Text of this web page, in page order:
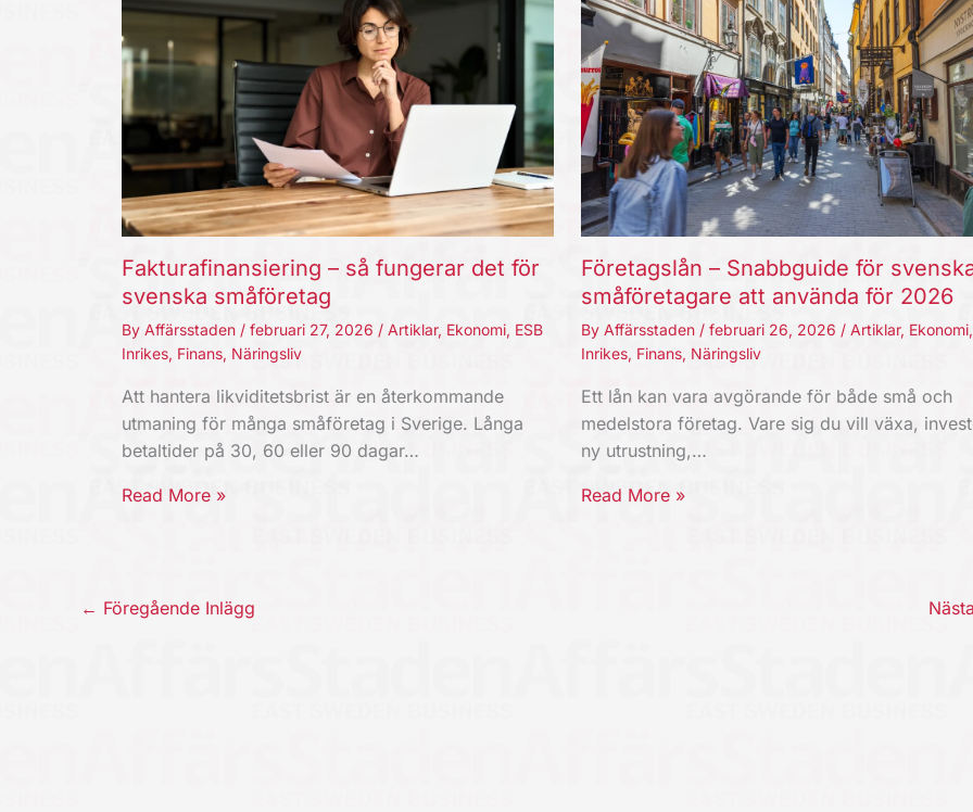
Fakturafinansiering – så fungerar det för
svenska småföretag
By Affärsstaden / februari 27, 2026 / Artiklar, Ekonomi, ESB
Inrikes, Finans, Näringsliv
Att hantera likviditetsbrist är en återkommande
utmaning för många småföretag i Sverige. Långa
betaltider på 30, 60 eller 90 dagar…
Read More »
Företagslån – Snabbguide för
småföretagare att använda för 2026
By Affärsstaden / februari 26, 2026 / Artiklar, Ekonomi
Inrikes, Finans, Näringsliv
Ett lån kan vara avgörande för både små och
medelstora företag. Vare sig du vill växa,
ny utrustning,…
Read More »
← Föregående Inlägg